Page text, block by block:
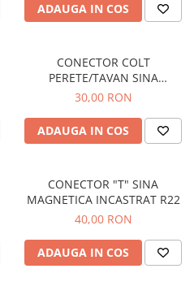
ADAUGA IN COS
CONECTOR COLT
PERETE/TAVAN SINA
MAGNETICA APLICATA S22
30,00 RON
ADAUGA IN COS
CONECTOR "T" SINA
MAGNETICA INCASTRAT R22
40,00 RON
ADAUGA IN COS